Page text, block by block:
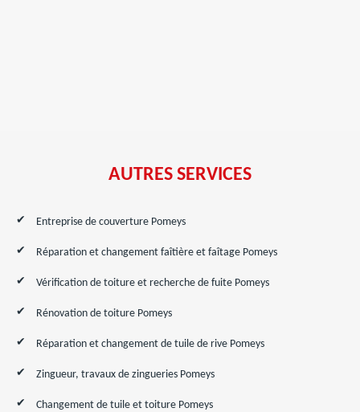
AUTRES SERVICES
Entreprise de couverture Pomeys
Réparation et changement faîtière et faîtage Pomeys
Vérification de toiture et recherche de fuite Pomeys
Rénovation de toiture Pomeys
Réparation et changement de tuile de rive Pomeys
Zingueur, travaux de zingueries Pomeys
Changement de tuile et toiture Pomeys